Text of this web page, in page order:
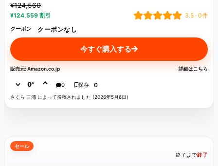
¥124,560
¥124,559 割引 3.5 · 0件
クーポン クーポンなし
今すぐ購入する
販売元: Amazon.co.jp 詳細はこちら
0° 0 保存 0
さくら 三浦 によって投稿されました (2026年5月6日)
セール
終了まで終了